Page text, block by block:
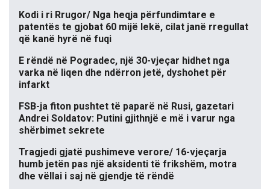
Kodi i ri Rrugor/ Nga heqja përfundimtare e
patentës te gjobat 60 mijë lekë, cilat janë rregullat
që kanë hyrë në fuqi
E rëndë në Pogradec, një 30-vjeçar hidhet nga
varka në liqen dhe ndërron jetë, dyshohet për
infarkt
FSB-ja fiton pushtet të paparë në Rusi, gazetari
Andrei Soldatov: Putini gjithnjë e më i varur nga
shërbimet sekrete
Tragjedi gjatë pushimeve verore/ 16-vjeçarja
humb jetën pas një aksidenti të frikshëm, motra
dhe vëllai i saj në gjendje të rëndë